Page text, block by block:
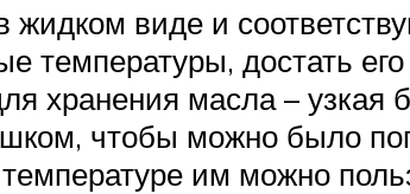
виде и
температуры, достать его
хранения масла – узкая
чтобы можно было
им можно